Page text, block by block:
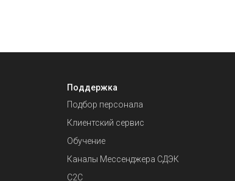
Поддержка
Клиентский сервис
Обучение
С2С
Каналы Мессенджера СДЭК
Подбор персонала